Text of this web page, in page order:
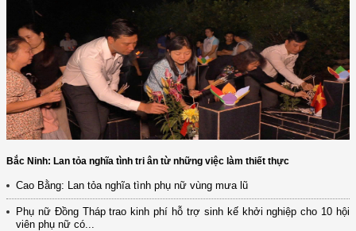
Bắc Ninh: Lan tỏa nghĩa tình tri ân từ những việc làm thiết thực
Cao Bằng: Lan tỏa nghĩa tình phụ nữ vùng mưa lũ
Phụ nữ Đồng Tháp trao kinh phí hỗ trợ sinh kế khởi nghiệp cho 10 hội
viên phụ nữ có...